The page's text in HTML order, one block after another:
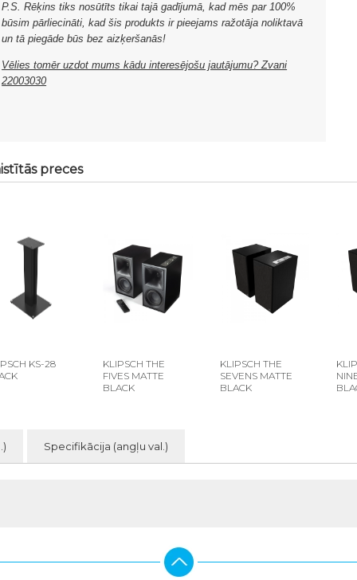
P.S. Rēķins tiks nosūtīts tikai tajā gadījumā, kad mēs par 100%
būsim pārliecināti, kad šis produkts ir pieejams ražotāja noliktavā
un tā piegāde būs bez aizķeršanās!
Vēlies tomēr uzdot mums kādu interesējošu jautājumu? Zvani
22003030
preces
KS-28
KLIPSCH THE
FIVES MATTE
BLACK
KLIPSCH THE
SEVENS MATTE
BLACK
Specifikācija (angļu val.)